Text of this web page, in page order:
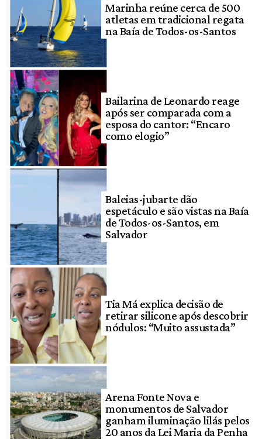
Marinha reúne cerca de 500
atletas em tradicional regata
na Baía de Todos-os-Santos
Bailarina de Leonardo reage
após ser comparada com a
esposa do cantor: “Encaro
como elogio”
Baleias-jubarte dão
espetáculo e são vistas na Baía
de Todos-os-Santos, em
Salvador
Tia Má explica decisão de
retirar silicone após descobrir
nódulos: “Muito assustada”
Arena Fonte Nova e
monumentos de Salvador
ganham iluminação lilás pelos
20 anos da Lei Maria da Penha